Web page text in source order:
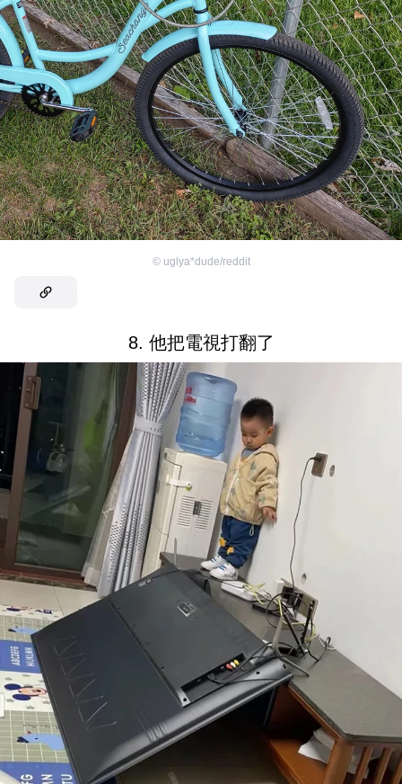
© uglya*dude/reddit
8. 他把電視打翻了